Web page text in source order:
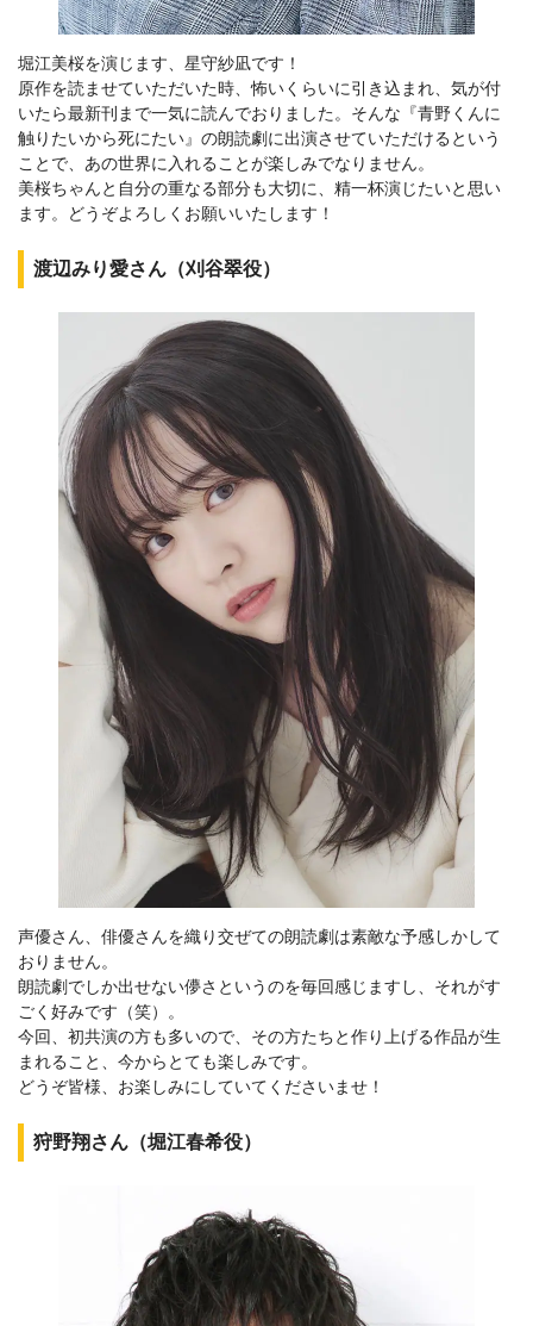
堀江美桜を演じます、星守紗凪です！
原作を読ませていただいた時、怖いくらいに引き込まれ、気が付
いたら最新刊まで一気に読んでおりました。そんな『青野くんに
触りたいから死にたい』の朗読劇に出演させていただけるという
ことで、あの世界に入れることが楽しみでなりません。
美桜ちゃんと自分の重なる部分も大切に、精一杯演じたいと思い
ます。どうぞよろしくお願いいたします！
渡辺みり愛さん（刈谷翠役）
声優さん、俳優さんを織り交ぜての朗読劇は素敵な予感しかして
おりません。
朗読劇でしか出せない儚さというのを毎回感じますし、それがす
ごく好みです（笑）。
今回、初共演の方も多いので、その方たちと作り上げる作品が生
まれること、今からとても楽しみです。
どうぞ皆様、お楽しみにしていてくださいませ！
狩野翔さん（堀江春希役）